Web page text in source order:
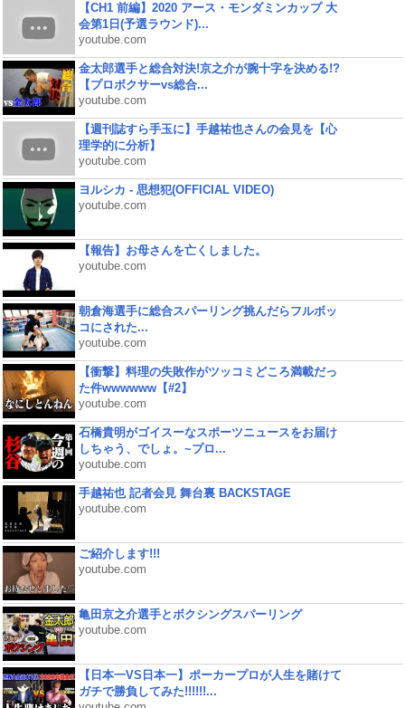
【CH1 前編】2020 アース・モンダミンカップ 大
会第1日(予選ラウンド)...
youtube.com
金太郎選手と総合対決!京之介が腕十字を決める!?
【プロボクサーvs総合...
youtube.com
【週刊誌すら手玉に】手越祐也さんの会見を【心
理学的に分析】
youtube.com
ヨルシカ - 思想犯(OFFICIAL VIDEO)
youtube.com
【報告】お母さんを亡くしました。
youtube.com
朝倉海選手に総合スパーリング挑んだらフルボッ
コにされた...
youtube.com
【衝撃】料理の失敗作がツッコミどころ満載だっ
た件wwwwww【#2】
youtube.com
石橋貴明がゴイスーなスポーツニュースをお届け
しちゃう、でしょ。~プロ...
youtube.com
手越祐也 記者会見 舞台裏 BACKSTAGE
youtube.com
ご紹介します!!!
youtube.com
亀田京之介選手とボクシングスパーリング
youtube.com
【日本一VS日本一】ポーカープロが人生を賭けて
ガチで勝負してみた!!!!!!...